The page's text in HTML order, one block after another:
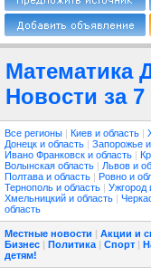
Математика
Новости за 7
Все регионы | Киев и область |
Донецк и область | Запорожье
Ивано Франковск и область |
Волынская область | Львов и
Полтава и область | Ровно и
Тернополь и область | Ужгород
Хмельницкий и область |
область
Местные новости | Акции и
Бизнес | Политика | Спорт |
детям!